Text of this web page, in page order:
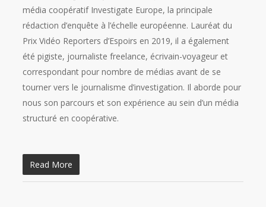
média coopératif Investigate Europe, la principale
rédaction d’enquête à l’échelle européenne. Lauréat du
Prix Vidéo Reporters d’Espoirs en 2019, il a également
été pigiste, journaliste freelance, écrivain-voyageur et
correspondant pour nombre de médias avant de se
tourner vers le journalisme d’investigation. Il aborde pour
nous son parcours et son expérience au sein d’un média
structuré en coopérative.
Read More